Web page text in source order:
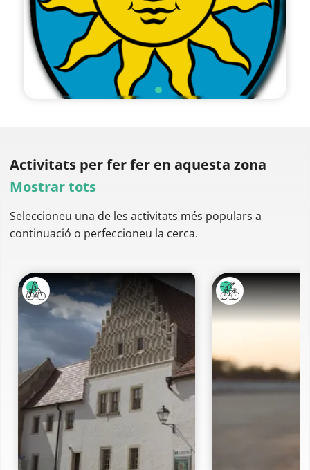
Activitats per ferfer en aquesta zona
Mostrar tots
Seleccioneu una de les activitats més populars a
continuació o perfeccioneu la cerca.